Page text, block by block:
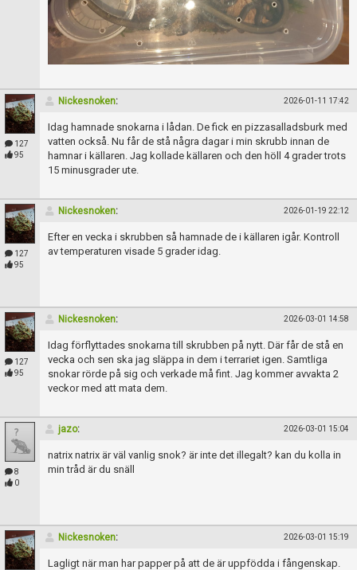
127
95
Nickesnoken: 2026-01-11 17:42
Idag hamnade snokarna i lådan. De fick en pizzasalladsburk med
vatten också. Nu får de stå några dagar i min skrubb innan de
hamnar i källaren. Jag kollade källaren och den höll 4 grader trots
15 minusgrader ute.
127
95
Nickesnoken: 2026-01-19 22:12
Efter en vecka i skrubben så hamnade de i källaren igår. Kontroll
av temperaturen visade 5 grader idag.
127
95
Nickesnoken: 2026-03-01 14:58
Idag förflyttades snokarna till skrubben på nytt. Där får de stå en
vecka och sen ska jag släppa in dem i terrariet igen. Samtliga
snokar rörde på sig och verkade må fint. Jag kommer avvakta 2
veckor med att mata dem.
8
0
jazo: 2026-03-01 15:04
natrix natrix är väl vanlig snok? är inte det illegalt? kan du kolla in
min tråd är du snäll
Nickesnoken: 2026-03-01 15:19
Lagligt när man har papper på att de är uppfödda i fångenskap.